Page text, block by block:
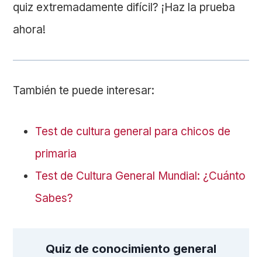
quiz extremadamente difícil? ¡Haz la prueba
ahora!
También te puede interesar:
Test de cultura general para chicos de
primaria
Test de Cultura General Mundial: ¿Cuánto
Sabes?
Quiz de conocimiento general